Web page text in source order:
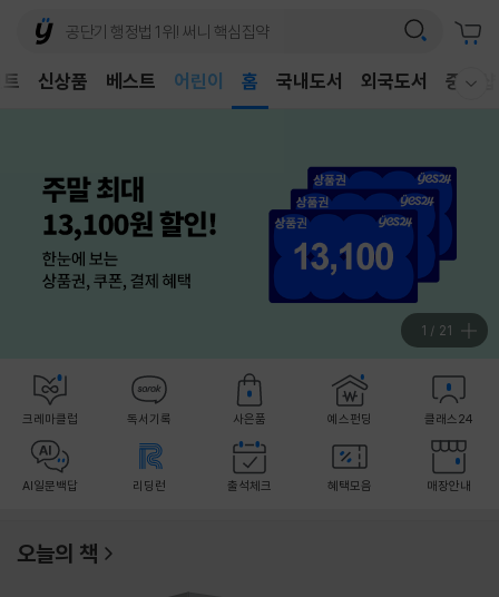
신상품 베스트
독후감
홈 국내도서 외국도서 중고샵
1 / 21
크레마클럽 독서기록 사은품 예스펀딩 클래스24
AI일문백답 리딩런 출석체크 혜택모음 매장안내
오늘의 책